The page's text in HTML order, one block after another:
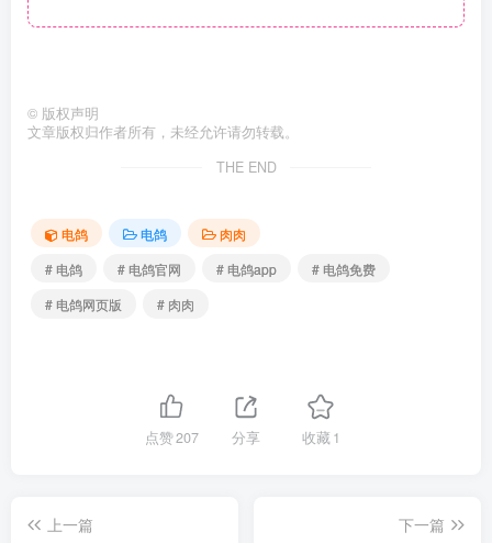
© 版权声明
文章版权归作者所有，未经允许请勿转载。
THE END
电鸽 电鸽
肉肉
# 电鸽
# 电鸽官网 # 电鸽app
# 电鸽免费
# 电鸽网页版
# 肉肉
点赞207 分享 收藏1
上一篇
下一篇